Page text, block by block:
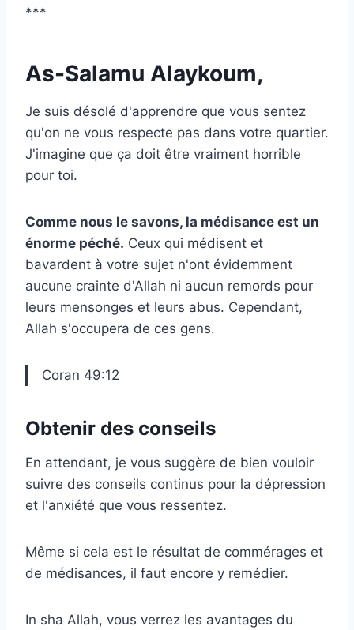
***
As-Salamu Alaykoum,
Je suis désolé d'apprendre que vous sentez
qu'on ne vous respecte pas dans votre quartier.
J'imagine que ça doit être vraiment horrible
pour toi.
Comme nous le savons, la médisance est un
énorme péché. Ceux qui médisent et
bavardent à votre sujet n'ont évidemment
aucune crainte d'Allah ni aucun remords pour
leurs mensonges et leurs abus. Cependant,
Allah s'occupera de ces gens.
Coran 49:12
Obtenir des conseils
En attendant, je vous suggère de bien vouloir
suivre des conseils continus pour la dépression
et l'anxiété que vous ressentez.
Même si cela est le résultat de commérages et
de médisances, il faut encore y remédier.
In sha Allah, vous verrez les avantages du